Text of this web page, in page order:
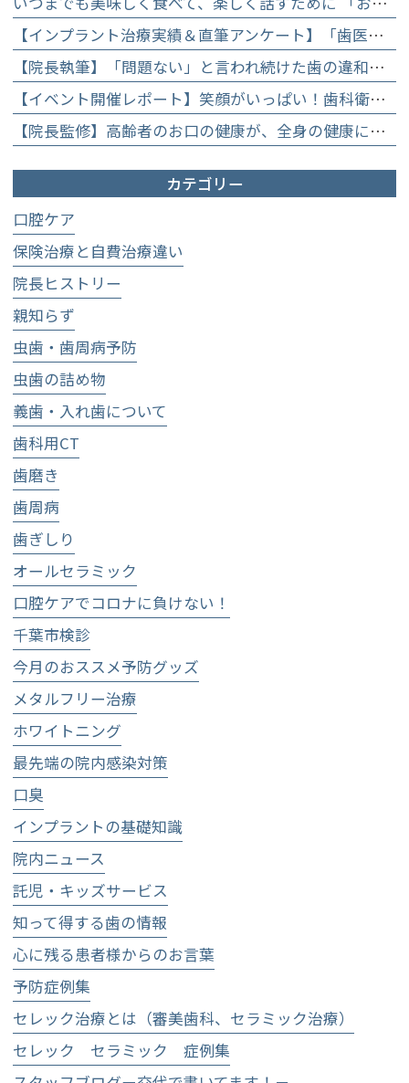
【インプラント治療実績＆直筆アンケート】「歯医者が怖かった」トラウマを乗り越えて。70歳・介護士女性が手に入れた「晴れ晴れとした笑顔」と人生を支える噛み合わせ】
【院長執筆】「問題ない」と言われ続けた歯の違和感……60代女性が「80歳で20本の自前の歯」を守るために選んだ精密総合治療の全貌
【イベント開催レポート】笑顔がいっぱい！歯科衛生士×管理栄養士がお届けする「親子で楽しむむし歯になりにくいお菓子作り体験」】
【院長監修】高齢者のお口の健康が、全身の健康につながる理由。生涯おいしく食べるための「口内環境検査」とオーダーメイド予防】
カテゴリー
口腔ケア
保険治療と自費治療違い
院長ヒストリー
親知らず
虫歯・歯周病予防
虫歯の詰め物
義歯・入れ歯について
歯科用CT
歯磨き
歯周病
歯ぎしり
オールセラミック
口腔ケアでコロナに負けない！
千葉市検診
今月のおススメ予防グッズ
メタルフリー治療
ホワイトニング
最先端の院内感染対策
口臭
インプラントの基礎知識
院内ニュース
託児・キッズサービス
知って得する歯の情報
心に残る患者様からのお言葉
予防症例集
セレック治療とは（審美歯科、セラミック治療）
セレック セラミック 症例集